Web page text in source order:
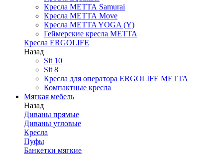
Кресла МЕТТА Samurai
Кресла МЕТТА Move
Кресла METTA YOGA (Y)
Геймерские кресла МЕТТА
Кресла ERGOLIFE
Назад
Sit 10
Sit 8
Кресла для оператора ERGOLIFE МЕТТА
Компактные кресла
Мягкая мебель
Назад
Диваны прямые
Диваны угловые
Кресла
Пуфы
Банкетки мягкие